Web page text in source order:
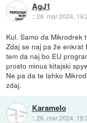
AgJ1
::26. mar 2024,
Kul. Samo da Mikrodrek
Zdaj se naj pa že enkrat
tem da naj bo EU
prosto minus kitajski
Ne pa da te lahko
zdaj.
Karamelo
::26. mar 2024,